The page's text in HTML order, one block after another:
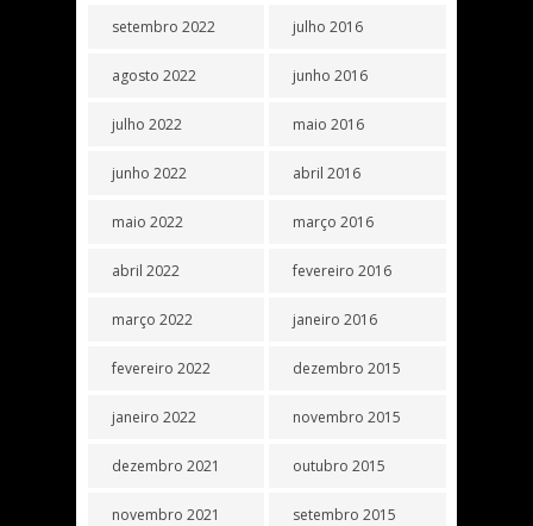
setembro 2022
agosto 2022
julho 2022
junho 2022
maio 2022
abril 2022
março 2022
fevereiro 2022
janeiro 2022
dezembro 2021
novembro 2021
julho 2016
junho 2016
maio 2016
abril 2016
março 2016
fevereiro 2016
janeiro 2016
dezembro 2015
novembro 2015
outubro 2015
setembro 2015